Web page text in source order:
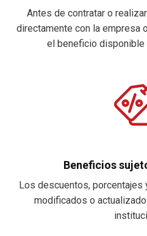
Antes de contratar o
directamente con la empresa
el beneficio disponible
Beneficios
Los descuentos, porcentajes
modificados o